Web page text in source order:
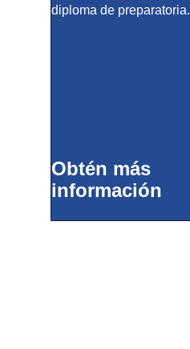
diploma de preparatoria.
Obtén más
información